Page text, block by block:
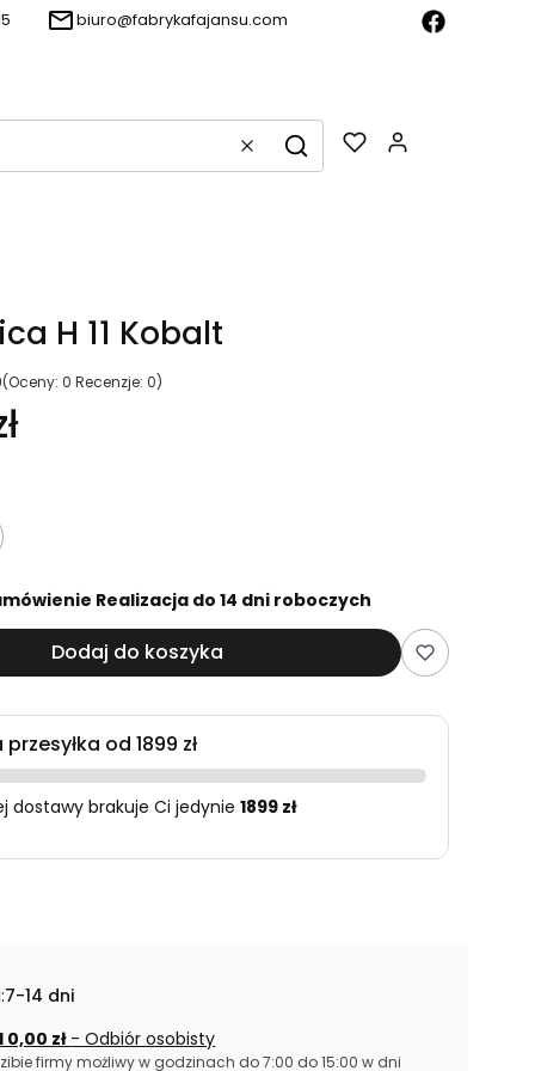
biuro@fabrykafajansu.com
WyczyśćSzukaj
H 11 Kobalt
(Oceny: 0 Recenzje: 0)
Realizacja do 14 dni roboczych
Dodaj do koszyka
od 1899 zł
dostawy brakuje Ci jedynie 1899 zł
7-14 dni
0,00 zł- Odbiór osobisty
firmy możliwy w godzinach do 7:00 do 15:00 w dni